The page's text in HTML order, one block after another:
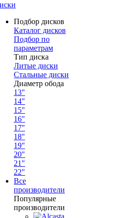
Подбор дисков
Каталог дисков
Подбор по
параметрам
Тип диска
Литые диски
Стальные диски
Диаметр обода
13"
14"
15"
16"
17"
18"
19"
20"
21"
22"
Все
производители
Популярные
производители